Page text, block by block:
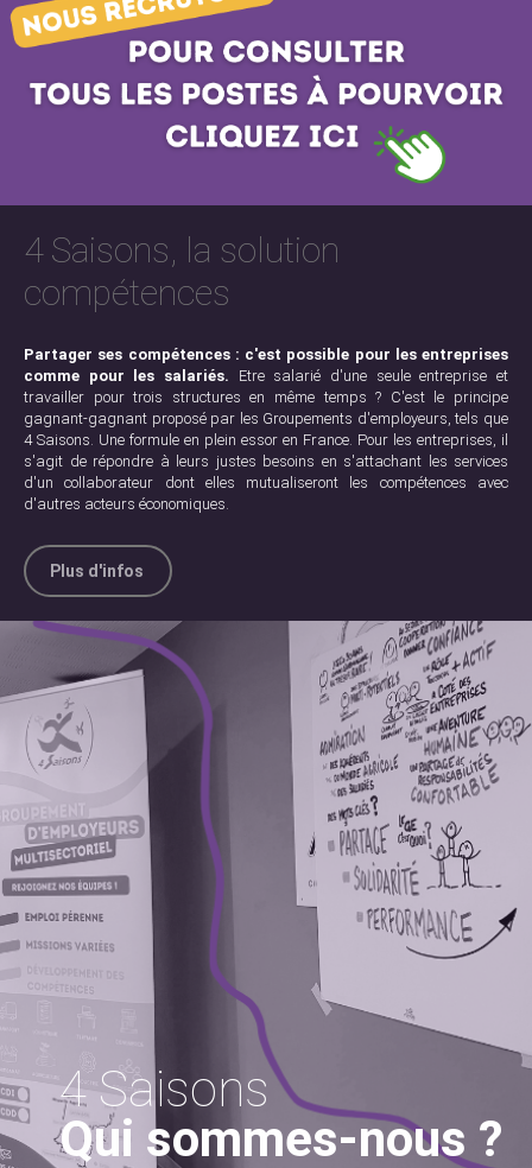
4 Saisons, la solution
compétences
Partager ses compétences : c'est possible pour les entreprises
comme pour les salariés. Etre salarié d'une seule entreprise et
travailler pour trois structures en même temps ? C'est le principe
gagnant-gagnant proposé par les Groupements d'employeurs, tels que
4 Saisons. Une formule en plein essor en France. Pour les entreprises, il
s'agit de répondre à leurs justes besoins en s'attachant les services
d'un collaborateur dont elles mutualiseront les compétences avec
d'autres acteurs économiques.
Plus d'infos
4 Saisons
Qui sommes-nous ?